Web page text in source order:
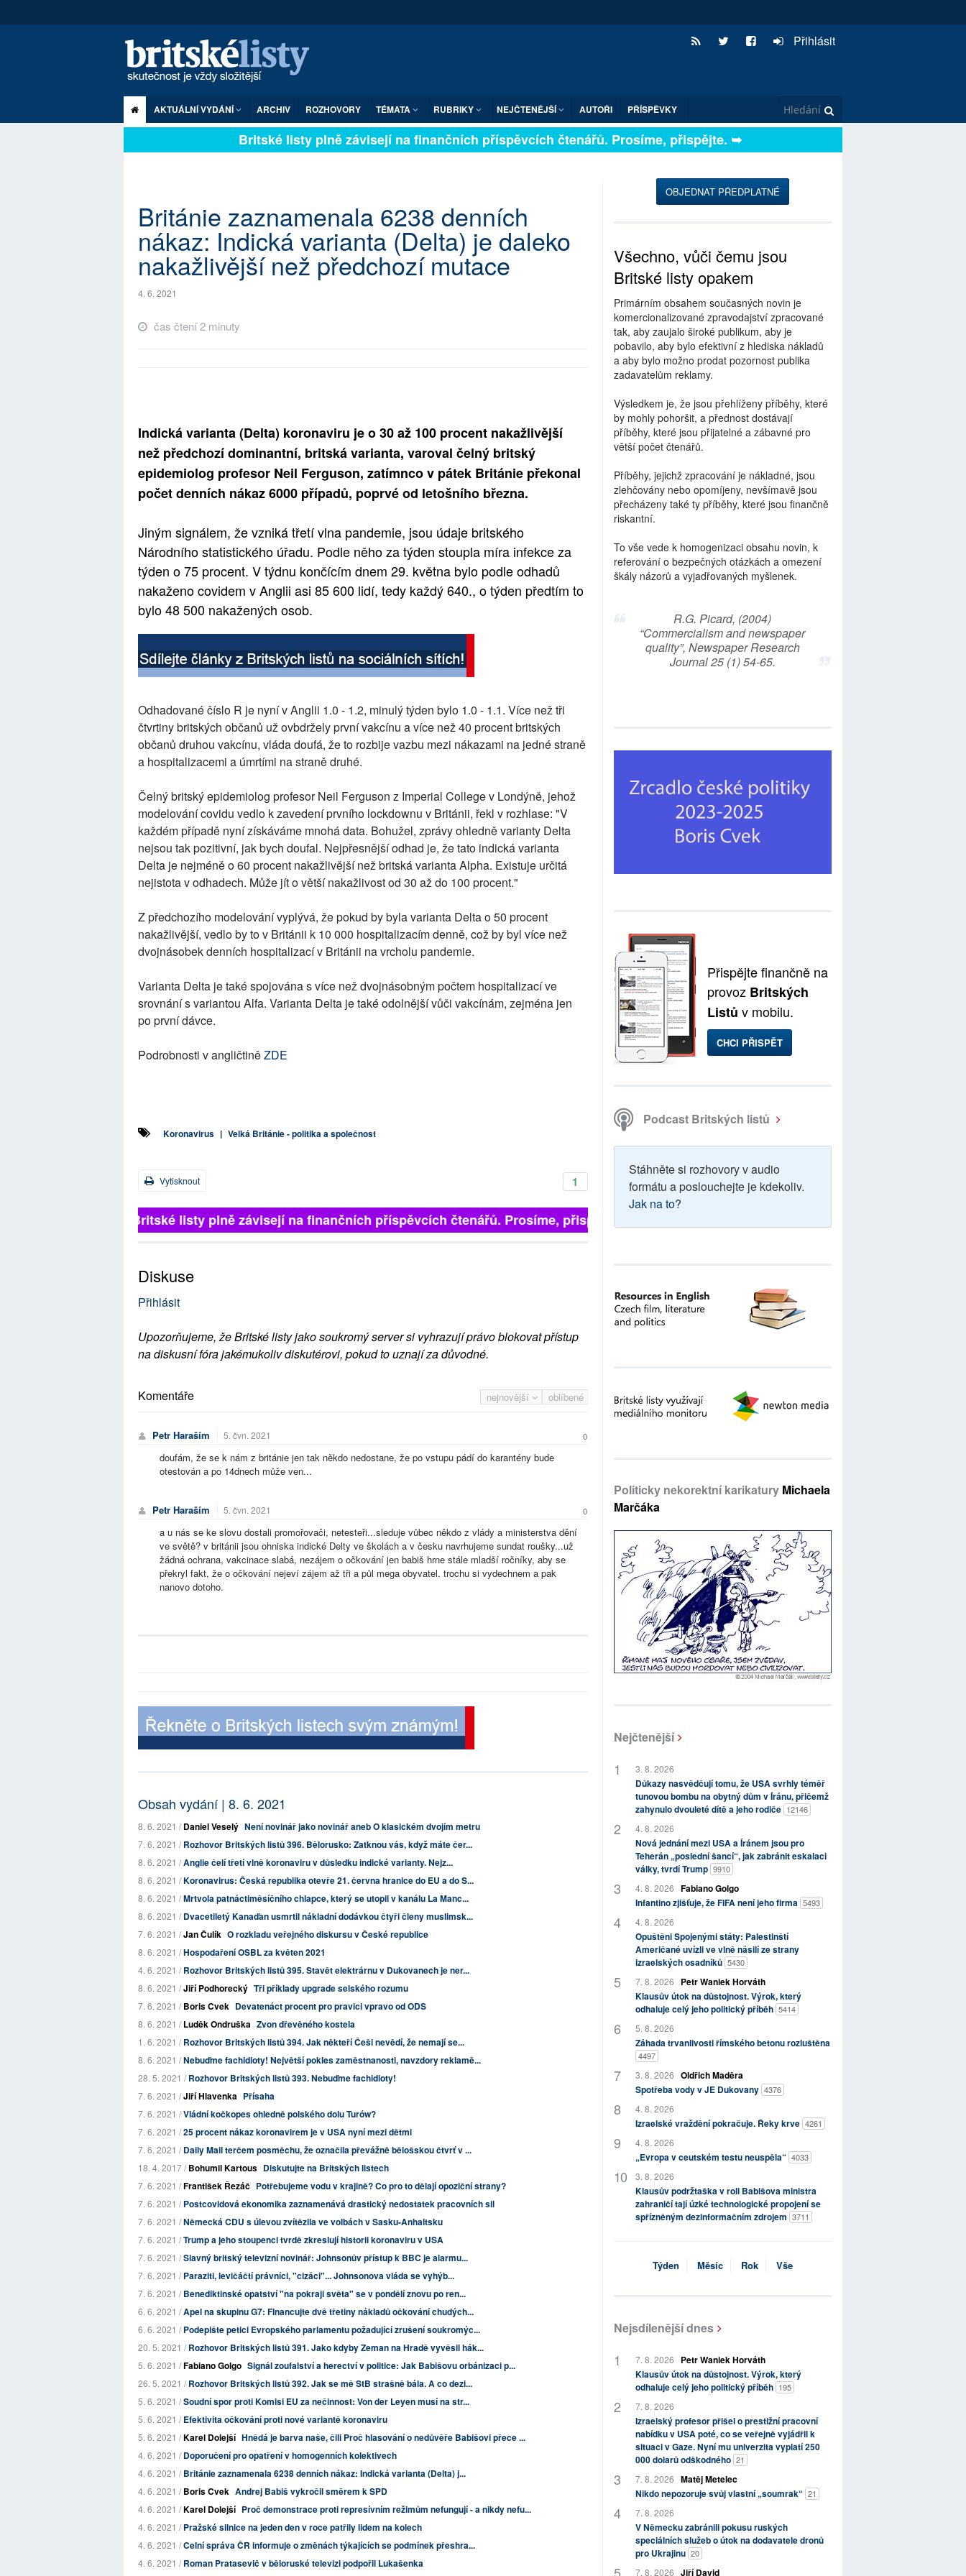
Přihlásit
AKTUÁLNÍ VYDÁNÍ ARCHIV ROZHOVORY TÉMATA RUBRIKY NEJČTENĚJŠÍ AUTOŘI PŘÍSPĚVKY
Britské listy plně závisejí na finančních příspěvcích čtenářů. Prosíme, přispějte. ➥
Británie zaznamenala 6238 denních
nákaz: Indická varianta (Delta) je daleko
nakažlivější než předchozí mutace
4. 6. 2021
čas čtení 2 minuty
Indická varianta (Delta) koronaviru je o 30 až 100 procent nakažlivější
než předchozí dominantní, britská varianta, varoval čelný britský
epidemiolog profesor Neil Ferguson, zatímnco v pátek Británie překonal
počet denních nákaz 6000 případů, poprvé od letošního března.
Jiným signálem, že vzniká třetí vlna pandemie, jsou údaje britského
Národního statistického úřadu. Podle něho za týden stoupla míra infekce za
týden o 75 procent. V týdnu končícím dnem 29. května bylo podle odhadů
nakaženo covidem v Anglii asi 85 600 lidí, tedy každý 640., o týden předtím to
bylo 48 500 nakažených osob.
Odhadované číslo R je nyní v Anglii 1.0 - 1.2, minulý týden bylo 1.0 - 1.1. Více než tři
čtvrtiny britských občanů už ovbdržely první vakcínu a více než 40 procent britských
občanů druhou vakcínu, vláda doufá, že to rozbije vazbu mezi nákazami na jedné straně
a hospitalizacemi a úmrtími na straně druhé.
Čelný britský epidemiolog profesor Neil Ferguson z Imperial College v Londýně, jehož
modelování covidu vedlo k zavedení prvního lockdownu v Británii, řekl v rozhlase: "V
každém případě nyní získáváme mnohá data. Bohužel, zprávy ohledně varianty Delta
nejsou tak pozitivní, jak bych doufal. Nejpřesnější odhad je, že tato indická varianta
Delta je nejméně o 60 procent nakažlivější než britská varianta Alpha. Existuje určitá
nejistota v odhadech. Může jít o větší nakažlivost od 30 až do 100 procent."
Z předchozího modelování vyplývá, že pokud by byla varianta Delta o 50 procent
nakažlivější, vedlo by to v Británii k 10 000 hospitalizacím denně, což by byl více než
dvojnásobek denních hospitalizací v Británii na vrcholu pandemie.
Varianta Delta je také spojována s více než dvojnásobným počtem hospitalizací ve
srovnání s variantou Alfa. Varianta Delta je také odolnější vůči vakcínám, zejména jen
po první dávce.
Podrobnosti v angličtiněZDE
Koronavirus | Velká Británie - politika a společnost
1
Vytisknout
Britské listy plně závisejí na finančních příspěvcích čtenářů. Prosíme, přispějte. ➥
Diskuse
Přihlásit
Upozorňujeme, že Britské listy jako soukromý server si vyhrazují právo blokovat přístup
na diskusní fóra jakémukoliv diskutérovi, pokud to uznají za důvodné.
nejnovější oblíbené
Komentáře
Petr Haraším 5. čvn. 2021 0
doufám, že se k nám z británie jen tak někdo nedostane, že po vstupu pádí do karantény bude
otestován a po 14dnech může ven...
Petr Haraším 5. čvn. 2021 0
a u nás se ke slovu dostali promořovači, netesteři...sleduje vůbec někdo z vlády a ministerstva dění
ve světě? v británii jsou ohniska indické Delty ve školách a v česku navrhujeme sundat roušky...už
žádná ochrana, vakcinace slabá, nezájem o očkování jen babiš hrne stále mladší ročníky, aby se
překryl fakt, že o očkování nejeví zájem až tři a půl mega obyvatel. trochu si vydechnem a pak
nanovo dotoho.
Obsah vydání | 8. 6. 2021
8. 6. 2021 /Daniel Veselý Není novinář jako novinář aneb O klasickém dvojím metru
7. 6. 2021 /Rozhovor Britských listů 396. Bělorusko: Zatknou vás, když máte čer...
8. 6. 2021 /Anglie čelí třetí vlně koronaviru v důsledku indické varianty. Nejz...
8. 6. 2021 /Koronavirus: Česká republika otevře 21. června hranice do EU a do S...
8. 6. 2021 /Mrtvola patnáctiměsíčního chlapce, který se utopil v kanálu La Manc...
8. 6. 2021 /Dvacetiletý Kanaďan usmrtil nákladní dodávkou čtyři členy muslimsk...
7. 6. 2021 /Jan Čulík O rozkladu veřejného diskursu v České republice
8. 6. 2021 /Hospodaření OSBL za květen 2021
4. 6. 2021 /Rozhovor Britských listů 395. Stavět elektrárnu v Dukovanech je ner...
8. 6. 2021 /Jiří Podhorecký Tři příklady upgrade selského rozumu
7. 6. 2021 /Boris Cvek Devatenáct procent pro pravici vpravo od ODS
8. 6. 2021 /Luděk Ondruška Zvon dřevěného kostela
1. 6. 2021 /Rozhovor Britských listů 394. Jak někteří Češi nevědí, že nemají se...
8. 6. 2021 /Nebuďme fachidioty! Největší pokles zaměstnanosti, navzdory reklamě...
28. 5. 2021 /Rozhovor Britských listů 393. Nebuďme fachidioty!
7. 6. 2021 /Jiří Hlavenka Přísaha
7. 6. 2021 /Vládní kočkopes ohledně polského dolu Turów?
7. 6. 2021 /25 procent nákaz koronavirem je v USA nyní mezi dětmi
7. 6. 2021 /Daily Mail terčem posměchu, že označila převážně bělošskou čtvrť v ...
18. 4. 2017 /Bohumil Kartous Diskutujte na Britských listech
7. 6. 2021 /František Řezáč Potřebujeme vodu v krajině? Co pro to dělají opoziční strany?
7. 6. 2021 /Postcovidová ekonomika zaznamenává drastický nedostatek pracovních sil
7. 6. 2021 /Německá CDU s úlevou zvítězila ve volbách v Sasku-Anhaltsku
7. 6. 2021 /Trump a jeho stoupenci tvrdě zkreslují historii koronaviru v USA
7. 6. 2021 /Slavný britský televizní novinář: Johnsonův přístup k BBC je alarmu...
7. 6. 2021 /Paraziti, levičáčtí právníci, "cizáci"... Johnsonova vláda se vyhýb...
7. 6. 2021 /Benediktinské opatství "na pokraji světa" se v pondělí znovu po ren...
6. 6. 2021 /Apel na skupinu G7: FInancujte dvě třetiny nákladů očkování chudých...
6. 6. 2021 /Podepište petici Evropského parlamentu požadující zrušení soukromýc...
20. 5. 2021 /Rozhovor Britských listů 391. Jako kdyby Zeman na Hradě vyvěsil hák...
5. 6. 2021 /Fabiano Golgo Signál zoufalství a herectví v politice: Jak Babišovu orbánizaci p...
26. 5. 2021 /Rozhovor Britských listů 392. Jak se mě StB strašně bála. A co dezi...
5. 6. 2021 /Soudní spor proti Komisi EU za nečinnost: Von der Leyen musí na str...
5. 6. 2021 /Efektivita očkování proti nové variantě koronaviru
5. 6. 2021 /Karel Dolejší Hnědá je barva naše, čili Proč hlasování o nedůvěře Babišovi přece ...
4. 6. 2021 /Doporučení pro opatření v homogenních kolektivech
4. 6. 2021 /Británie zaznamenala 6238 denních nákaz: Indická varianta (Delta) j...
4. 6. 2021 /Boris Cvek Andrej Babiš vykročil směrem k SPD
4. 6. 2021 /Karel Dolejší Proč demonstrace proti represívním režimům nefungují - a nikdy nefu...
4. 6. 2021 /Pražské silnice na jeden den v roce patřily lidem na kolech
4. 6. 2021 /Celní správa ČR informuje o změnách týkajících se podmínek přeshra...
4. 6. 2021 /Roman Pratasevič v běloruské televizi podpořil Lukašenka
OBJEDNAT PŘEDPLATNÉ
Všechno, vůči čemu jsou
Britské listy opakem
Primárním obsahem současných novin je
komercionalizované zpravodajství zpracované
tak, aby zaujalo široké publikum, aby je
pobavilo, aby bylo efektivní z hlediska nákladů
a aby bylo možno prodat pozornost publika
zadavatelům reklamy.
Výsledkem je, že jsou přehlíženy příběhy, které
by mohly pohoršit, a přednost dostávají
příběhy, které jsou přijatelné a zábavné pro
větší počet čtenářů.
Příběhy, jejichž zpracování je nákladné, jsou
zlehčovány nebo opomíjeny, nevšímavě jsou
přecházeny také ty příběhy, které jsou finančně
riskantní.
To vše vede k homogenizaci obsahu novin, k
referování o bezpečných otázkách a omezení
škály názorů a vyjadřovaných myšlenek.
R.G. Picard, (2004)
“Commercialism and newspaper
quality”, Newspaper Research
Journal 25 (1) 54-65.
Přispějte finančně na
provoz Britských
Listů v mobilu.
CHCI PŘISPĚT
Podcast Britských listů
Stáhněte si rozhovory v audio
formátu a poslouchejte je kdekoliv.
Jak na to?
Politicky nekorektní karikatury Michaela
Marčáka
Nejčtenější
3. 8. 2026
Důkazy nasvědčují tomu, že USA svrhly téměř
tunovou bombu na obytný dům v Íránu, přičemž
zahynulo dvouleté dítě a jeho rodiče 12146
4. 8. 2026
Nová jednání mezi USA a Íránem jsou pro
Teherán „poslední šancí“, jak zabránit eskalaci
války, tvrdí Trump 9910
4. 8. 2026 Fabiano Golgo
Infantino zjišťuje, že FIFA není jeho firma 5493
4. 8. 2026
Opuštěni Spojenými státy: Palestinští
Američané uvízli ve vlně násilí ze strany
izraelských osadníků 5430
7. 8. 2026
Petr Waniek Horváth
Klausův útok na důstojnost. Výrok, který
odhaluje celý jeho politický příběh 5414
5. 8. 2026
Záhada trvanlivosti římského betonu rozluštěna
4497
3. 8. 2026 Oldřich Maděra
Spotřeba vody v JE Dukovany 4376
4. 8. 2026
Izraelské vraždění pokračuje. Řeky krve 4261
4. 8. 2026
„Evropa v ceutském testu neuspěla“ 4033
3. 8. 2026
Klausův podržtaška v roli Babišova ministra
zahraničí tají úzké technologické propojení se
spřízněným dezinformačním zdrojem 3711
Týden Měsíc Rok Vše
Nejsdílenější dnes
7. 8. 2026
Petr Waniek Horváth
Klausův útok na důstojnost. Výrok, který
odhaluje celý jeho politický příběh 195
7. 8. 2026
Izraelský profesor přišel o prestižní pracovní
nabídku v USA poté, co se veřejně vyjádřil k
situaci v Gaze. Nyní mu univerzita vyplatí 250
000 dolarů odškodného 21
7. 8. 2026 Matěj Metelec
Nikdo nepozoruje svůj vlastní „soumrak“ 21
7. 8. 2026
V Německu zabránili pokusu ruských
speciálních služeb o útok na dodavatele dronů
pro Ukrajinu 20
7. 8. 2026 Jiří David